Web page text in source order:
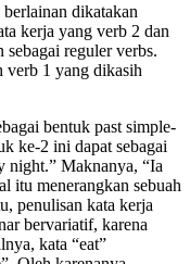
dikatakan
kerja yang verb 2 dan
reguler verbs.
verb 1 yang dikasih
bentuk past simple-
ke-2 ini dapat sebagai
night.” Maknanya, “Ia
itu menerangkan sebuah
penulisan kata kerja
bervariatif, karena
kata “eat”